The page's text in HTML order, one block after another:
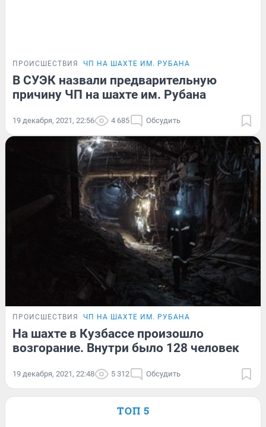
ПРОИСШЕСТВИЯ ЧП НА ШАХТЕ ИМ. РУБАНА
В СУЭК назвали предварительную
причину ЧП на шахте им. Рубана
19 декабря, 2021, 22:56 4 685 Обсудить
ПРОИСШЕСТВИЯ ЧП НА ШАХТЕ ИМ. РУБАНА
На шахте в Кузбассе произошло
возгорание. Внутри было 128 человек
19 декабря, 2021, 22:48 5 312 Обсудить
ТОП 5